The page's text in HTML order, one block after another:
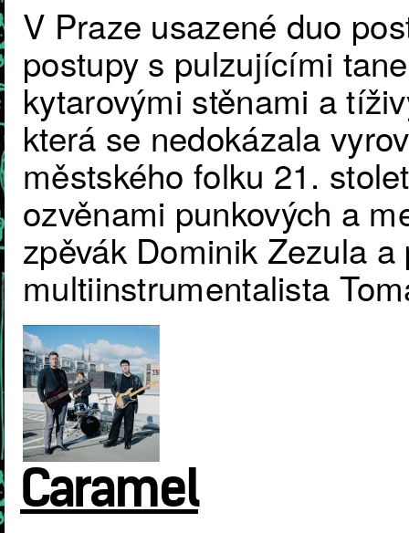
V Praze usazené duo
postupy s pulzujícími
kytarovými stěnami a
která se nedokázala
městského folku 21.
ozvěnami punkových a
zpěvák Dominik Zezula
multiinstrumentalista
Caramel